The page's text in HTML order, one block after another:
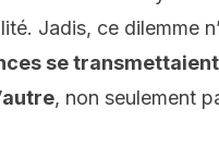
Jadis, ce dilemme
se
, non seulement